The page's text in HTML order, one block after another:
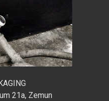
21a, Zemun